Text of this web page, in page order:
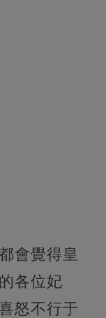
會覺得皇
各位妃
怒不行于